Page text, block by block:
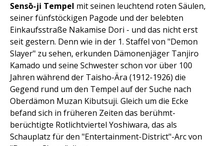
Sensō-ji Tempel mit seinen leuchtend roten Säulen,
seiner fünfstöckigen Pagode und der belebten
Einkaufsstraße Nakamise Dori - und das nicht erst
seit gestern. Denn wie in der 1. Staffel von "Demon
Slayer" zu sehen, erkunden Dämonenjäger Tanjiro
Kamado und seine Schwester schon vor über 100
Jahren während der Taisho-Ära (1912-1926) die
Gegend rund um den Tempel auf der Suche nach
Oberdämon Muzan Kibutsuji. Gleich um die Ecke
befand sich in früheren Zeiten das berühmt-
berüchtigte Rotlichtviertel Yoshiwara, das als
Schauplatz für den "Entertainment-District"-Arc von